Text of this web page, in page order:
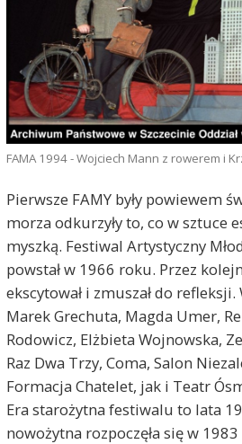
FAMA 1994 - Wojciech Mann z rowerem i
Pierwsze FAMY były powiewem
morza odkurzyły to, co w sztuce
myszką. Festiwal Artystyczny
powstał w 1966 roku. Przez
ekscytował i zmuszał do
Marek Grechuta, Magda Umer,
Rodowicz, Elżbieta Wojnowska,
Raz Dwa Trzy, Coma, Salon
Formacja Chatelet, jak i Teatr
Era starożytna festiwalu to lata
nowożytna rozpoczęła się w